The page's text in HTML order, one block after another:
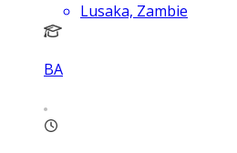
Lusaka, Zambie
BA